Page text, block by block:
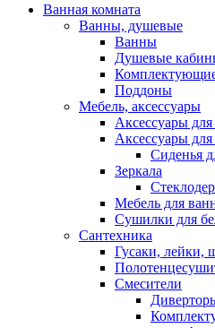
Ванная комната
Ванны, душевые
Ванны
Душевые
Поддоны
Мебель, аксессуары
Аксессуары
Аксессуары для
Сиденья
Зеркала
Мебель для
Сушилки для
Сантехника
Гусаки, лейки,
Смесители